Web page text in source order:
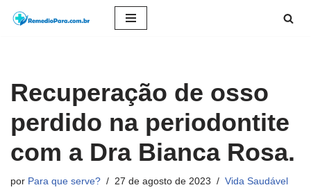
conteúdo
Recuperação de osso
perdido na periodontite
com a Dra Bianca Rosa.
por Para que serve? 27 de agosto de 2023 Vida Saudável